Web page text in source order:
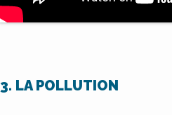
3. LA POLLUTION